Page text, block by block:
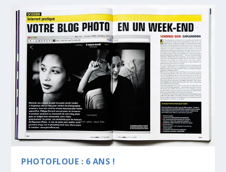
PHOTOFLOUE : 6 ANS !